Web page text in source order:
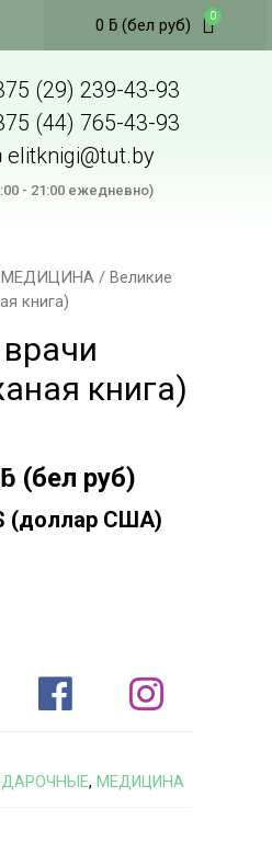
0 ƃ(бел руб)
(29) 239-43-93
(44) 765-43-93
elitknigi@tut.by
- 21:00 ежедневно)
МЕДИЦИНА / Великие
книга)
книга)
ƃ (бел руб)
(доллар США)
, МЕДИЦИНА